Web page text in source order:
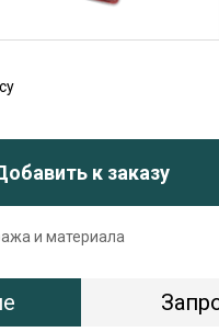
к заказу
и материала